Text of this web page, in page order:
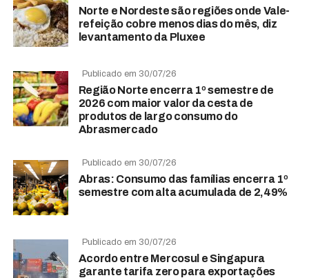
Norte e Nordeste são regiões onde Vale-
refeição cobre menos dias do mês, diz
levantamento da Pluxee
Publicado em 30/07/26
Região Norte encerra 1º semestre de
2026 com maior valor da cesta de
produtos de largo consumo do
Abrasmercado
Publicado em 30/07/26
Abras: Consumo das famílias encerra 1º
semestre com alta acumulada de 2,49%
Publicado em 30/07/26
Acordo entre Mercosul e Singapura
garante tarifa zero para exportações